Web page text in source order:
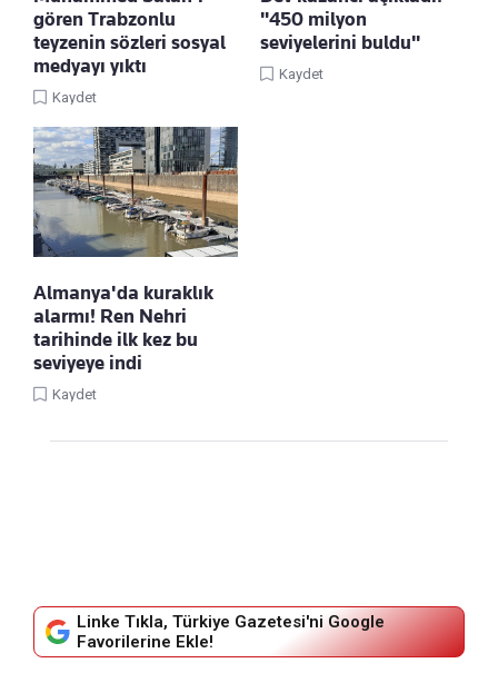
gören Trabzonlu
teyzenin sözleri sosyal
medyayı yıktı
Kaydet
"450 milyon
seviyelerini buldu"
Kaydet
Almanya'da kuraklık
alarmı! Ren Nehri
tarihinde ilk kez bu
seviyeye indi
Kaydet
Linke Tıkla, Türkiye Gazetesi'ni Google
Favorilerine Ekle!